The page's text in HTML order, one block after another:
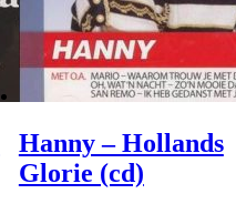
Hanny – Hollands
Glorie (cd)